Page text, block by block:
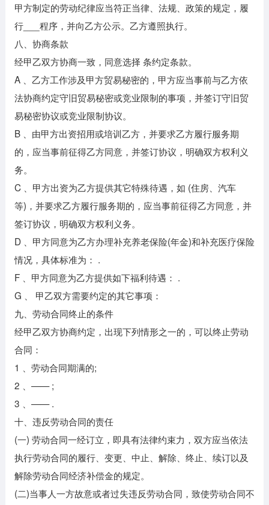
甲方制定的劳动纪律应当符正当律、法规、政策的规定，履
行___程序，并向乙方公示。乙方遵照执行。
八、协商条款
经甲乙双方协商一致，同意选择 条约定条款。
A 、乙方工作涉及甲方贸易秘密的，甲方应当事前与乙方依
法协商约定守旧贸易秘密或竞业限制的事项，并签订守旧贸
易秘密协议或竞业限制协议。
B 、由甲方出资招用或培训乙方，并要求乙方履行服务期
的，应当事前征得乙方同意，并签订协议，明确双方权利义
务。
C 、甲方出资为乙方提供其它特殊待遇，如 (住房、汽车
等)，并要求乙方履行服务期的，应当事前征得乙方同意，并
签订协议，明确双方权利义务。
D 、甲方同意为乙方办理补充养老保险(年金)和补充医疗保险
情况，具体标准为： .
F 、甲方同意为乙方提供如下福利待遇： .
G 、 甲乙双方需要约定的其它事项：
九、劳动合同终止的条件
经甲乙双方协商约定，出现下列情形之一的，可以终止劳动
合同：
1 、劳动合同期满的;
2 、—— ;
3 、—— .
十、违反劳动合同的责任
(一) 劳动合同一经订立，即具有法律约束力，双方应当依法
执行劳动合同的履行、变更、中止、解除、终止、续订以及
解除劳动合同经济补偿金的规定。
(二)当事人一方故意或者过失违反劳动合同，致使劳动合同不